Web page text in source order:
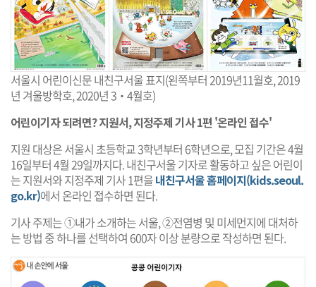
서울시 어린이신문 내친구서울 표지(왼쪽부터 2019년11월호, 2019
년 겨울방학호, 2020년 3‧4월호)
어린이기자 되려면? 지원서, 지정주제 기사 1편 '온라인 접수'
지원 대상은 서울시 초등학교 3학년부터 6학년으로, 모집 기간은 4월
16일부터 4월 29일까지다. 내친구서울 기자로 활동하고 싶은 어린이
는 지원서와 지정주제 기사 1편을내친구서울 홈페이지(kids.seoul.
go.kr)에서 온라인 접수하면 된다.
기사 주제는 ①내가 소개하는 서울, ②전염병 및 미세먼지에 대처하
는 방법 중 하나를 선택하여 600자 이상 분량으로 작성하면 된다.